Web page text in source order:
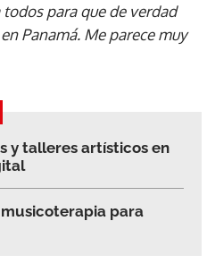
para que de verdad
Panamá. Me parece muy
y talleres artísticos en
para